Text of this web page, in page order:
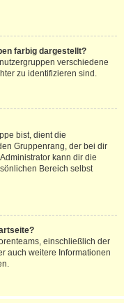
farbig dargestellt?
verschiedene
zu identifizieren sind.
bist, dient die
Gruppenrang, der bei dir
kann dir die
Bereich selbst
einschließlich der
auch weitere Informationen